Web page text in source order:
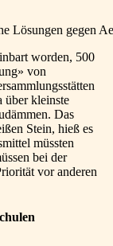
Lösungen gegen
worden, 500
von
über kleinste
Das
Stein, hieß es
müssten
bei der
vor anderen